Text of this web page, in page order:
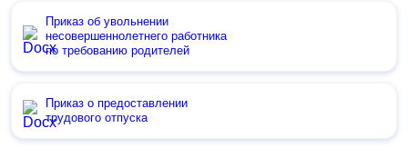
Приказ об увольнении
несовершеннолетнего работника
по требованию родителей
Приказ о предоставлении
трудового отпуска